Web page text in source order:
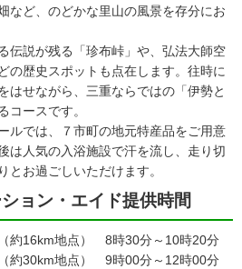
など、のどかな里山の風景を存分にお
伝説が残る「珍布峠」や、弘法大師空
の歴史スポットも点在します。往時に
はせながら、三重ならではの「伊勢と
コースです。
ルでは、７市町の地元特産品をご用意
は人気の入浴施設で汗を流し、走り切
とお過ごしいただけます。
ョン・エイド提供時間
地点） 8時30分～10時20分
地点） 9時00分～12時00分